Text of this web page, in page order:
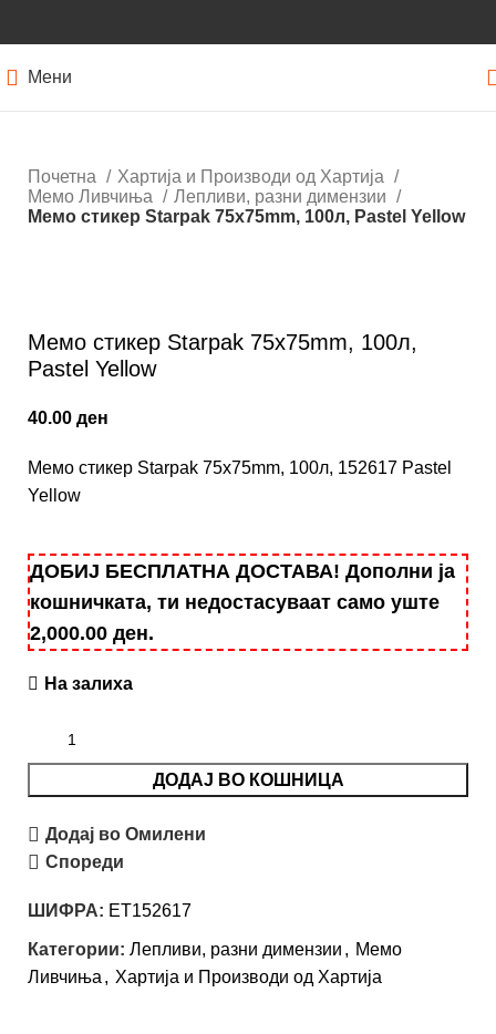
Мени
Почетна
Хартија и Производи од Хартија
Мемо Ливчиња
Лепливи, разни димензии
Мемо стикер Starpak 75x75mm, 100л, Pastel Yellow
Мемо стикер Starpak 75x75mm, 100л,
Pastel Yellow
40.00 ден
Мемо стикер Starpak 75x75mm, 100л, 152617 Pastel
Yellow
ДОБИЈ БЕСПЛАТНА ДОСТАВА! Дополни ја
кошничката, ти недостасуваат само уште
2,000.00 ден.
На залиха
ДОДАЈ ВО КОШНИЦА
Додај во Омилени
Спореди
ШИФРА: ET152617
Категории: Лепливи, разни димензии , Мемо
Ливчиња , Хартија и Производи од Хартија